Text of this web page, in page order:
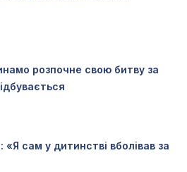
розпочне свою битву за
сам у дитинстві вболівав за